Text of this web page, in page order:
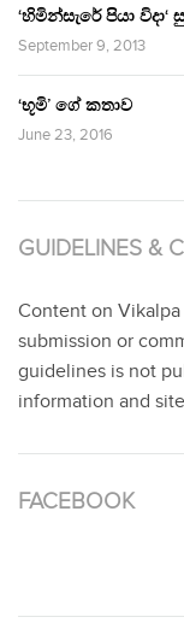
‘හිමින්සැරේ පියා
September 9, 2013
‘භූමි’ ගේ කතාව
June 23, 2016
GUIDELINES &
Content on
submission or
guidelines is not
information and
FACEBOOK